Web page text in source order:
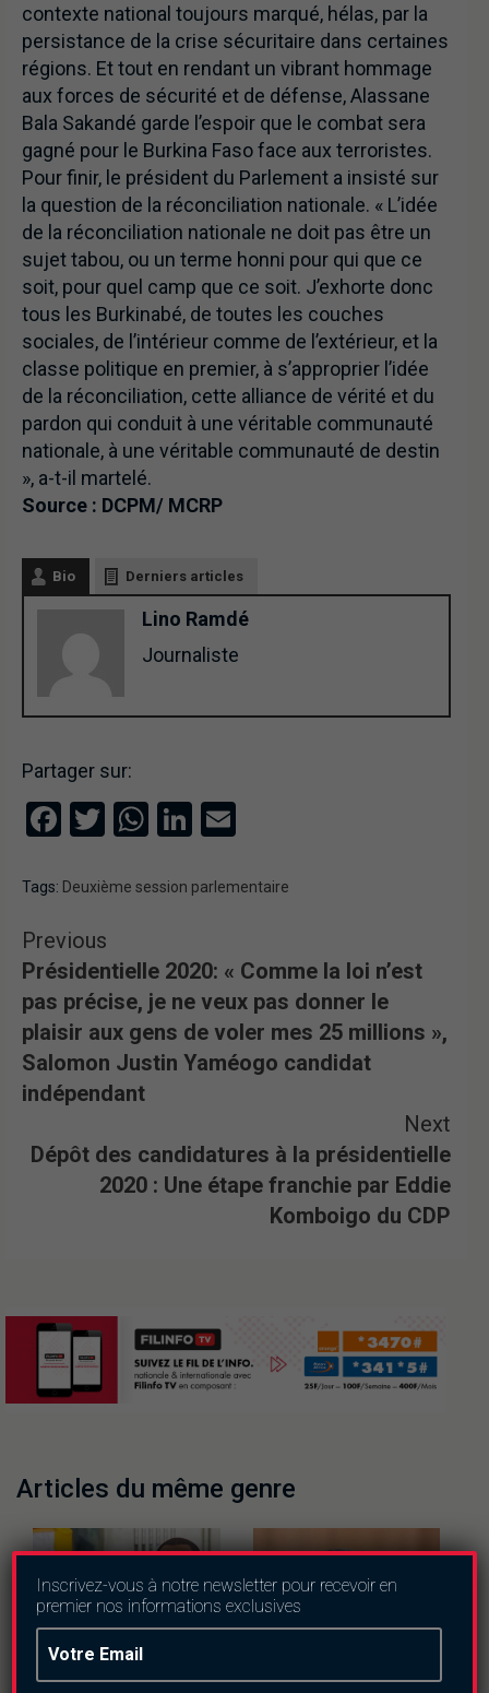
contexte national toujours marqué, hélas, par la
persistance de la crise sécuritaire dans certaines
régions. Et tout en rendant un vibrant hommage
aux forces de sécurité et de défense, Alassane
Bala Sakandé garde l’espoir que le combat sera
gagné pour le Burkina Faso face aux terroristes.
Pour finir, le président du Parlement a insisté sur
la question de la réconciliation nationale. « L’idée
de la réconciliation nationale ne doit pas être un
sujet tabou, ou un terme honni pour qui que ce
soit, pour quel camp que ce soit. J’exhorte donc
tous les Burkinabé, de toutes les couches
sociales, de l’intérieur comme de l’extérieur, et la
classe politique en premier, à s’approprier l’idée
de la réconciliation, cette alliance de vérité et du
pardon qui conduit à une véritable communauté
nationale, à une véritable communauté de destin
», a-t-il martelé.
Source : DCPM/ MCRP
Bio Derniers articles
Lino Ramdé
Journaliste
Partager sur:
Facebook
Twitter
WhatsApp
LinkedIn
Tags: Deuxième session parlementaire
Previous
Présidentielle 2020: « Comme la loi n’est
pas précise, je ne veux pas donner le
plaisir aux gens de voler mes 25 millions »,
Salomon Justin Yaméogo candidat
indépendant
Next
Dépôt des candidatures à la présidentielle
2020 : Une étape franchie par Eddie
Komboigo du CDP
Articles du même genre
Inscrivez-vous à notre newsletter pour recevoir en
premier nos informations exclusives